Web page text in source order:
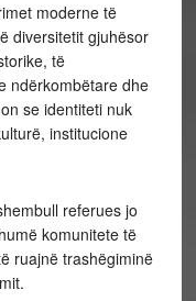
moderne të
diversitetit gjuhësor
të
ndërkombëtare dhe
se identiteti nuk
institucione
referues jo
komunitete të
ruajnë trashëgiminë